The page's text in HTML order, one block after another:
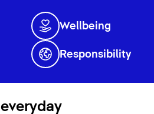
Wellbeing
Responsibility